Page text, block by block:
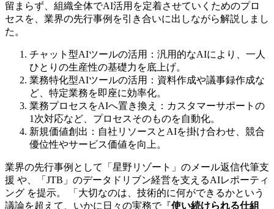
留まらず、組織全体でAI活用を定着させていくためのプロ
セスを、業界の先行事例を引き合いに出しながら解説しまし
た。
チャット型AIツールの活用：汎用的なAIにより、一人
ひとりの生産性の基礎力を底上げ。
業務特化型AIツールの活用：資料作成や議事録作成な
ど、特定業務を即座に効率化。
業務プロセスをAIへ置き換え：カスタマーサポートの
1次対応など、プロセスそのものを自動化。
新規価値創出：自社リソースとAIを掛け合わせ、競合
優位性やサービス価値を向上。
業界の先行事例として「星野リゾート」のメール返信代筆支
援 や、「JTB」のデータドリブン経営を支えるAIレポーティ
ング を提示。 「大切なのは、技術的に何ができるかという
議論を超えて、いかに日々の実務で『使い続けられる仕組